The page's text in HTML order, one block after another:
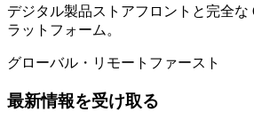
デジタル製品ストアフロントと完全な
ラットフォーム。
グローバル・リモートファースト
最新情報を受け取る